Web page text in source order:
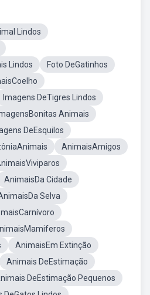
Lindos
Lindos
Foto DeGatinhos
Imagens DeTigres Lindos
Animais
DeEsquilos
AnimaisAmigos
AnimaisDa Cidade
Selva
AnimaisEm Extinção
Animais DeEstimação
DeEstimação Pequenos